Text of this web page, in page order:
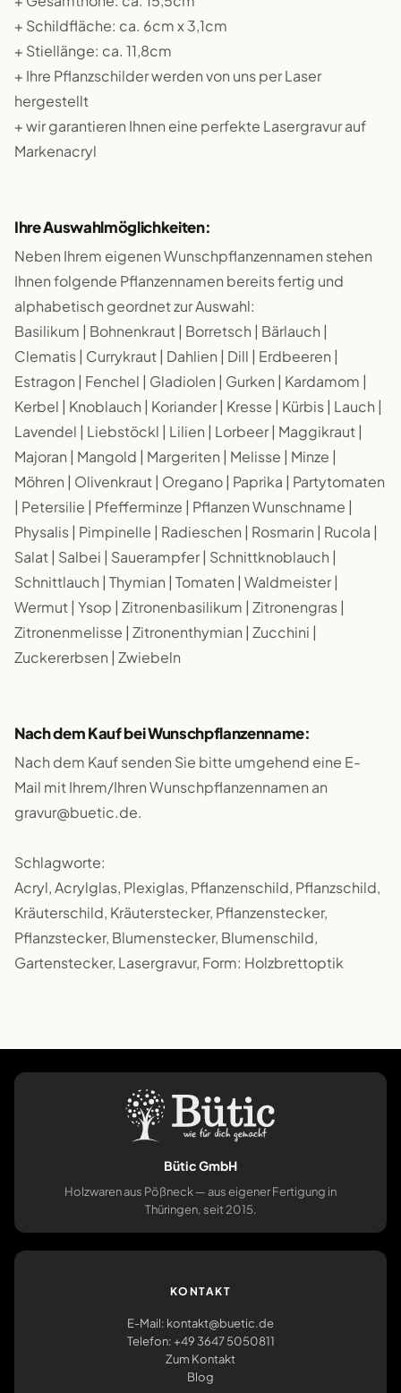
+ Schildfläche: ca. 6cm x 3,1cm
+ Stiellänge: ca. 11,8cm
+ Ihre Pflanzschilder werden von uns per Laser
hergestellt
+ wir garantieren Ihnen eine perfekte Lasergravur auf
Markenacryl
Ihre Auswahlmöglichkeiten:
Neben Ihrem eigenen Wunschpflanzennamen stehen
Ihnen folgende Pflanzennamen bereits fertig und
alphabetisch geordnet zur Auswahl:
Basilikum | Bohnenkraut | Borretsch | Bärlauch |
Clematis | Currykraut | Dahlien | Dill | Erdbeeren |
Estragon | Fenchel | Gladiolen | Gurken | Kardamom |
Kerbel | Knoblauch | Koriander | Kresse | Kürbis | Lauch |
Lavendel | Liebstöckl | Lilien | Lorbeer | Maggikraut |
Majoran | Mangold | Margeriten | Melisse | Minze |
Möhren | Olivenkraut | Oregano | Paprika | Partytomaten
| Petersilie | Pfefferminze | Pflanzen Wunschname |
Physalis | Pimpinelle | Radieschen | Rosmarin | Rucola |
Salat | Salbei | Sauerampfer | Schnittknoblauch |
Schnittlauch | Thymian | Tomaten | Waldmeister |
Wermut | Ysop | Zitronenbasilikum | Zitronengras |
Zitronenmelisse | Zitronenthymian | Zucchini |
Zuckererbsen | Zwiebeln
Nach dem Kauf bei Wunschpflanzenname:
Nach dem Kauf senden Sie bitte umgehend eine E-
Mail mit Ihrem/Ihren Wunschpflanzennamen an
gravur@buetic.de.
Schlagworte:
Acryl, Acrylglas, Plexiglas, Pflanzenschild, Pflanzschild,
Kräuterschild, Kräuterstecker, Pflanzenstecker,
Pflanzstecker, Blumenstecker, Blumenschild,
Gartenstecker, Lasergravur, Form: Holzbrettoptik
Bütic GmbH
Holzwaren aus Pößneck — aus eigener Fertigung in
Thüringen, seit 2015.
KONTAKT
E-Mail: kontakt@buetic.de
Telefon: +49 3647 5050811
Zum Kontakt
Blog